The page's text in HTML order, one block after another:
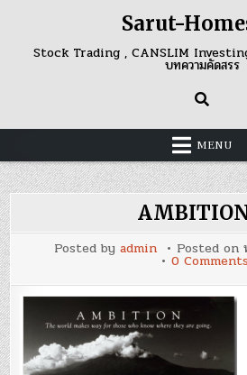
content
Sarut-
Stock Trading , CANSLIM
บทความคัดสรร
MENU
Posted by admin Posted on
0 Comments